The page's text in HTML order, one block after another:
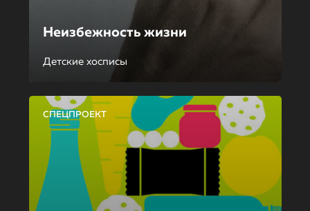
Неизбежность жизни
Детские хосписы
СПЕЦПРОЕКТ